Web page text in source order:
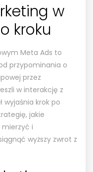
w
kroku
Meta Ads to
przypominania o
przez
w interakcję z
wyjaśnia krok po
jakie
mierzyć i
wyższy zwrot z